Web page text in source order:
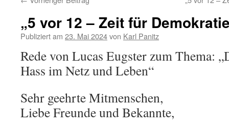
„5 vor 12 – Zeit für
Publiziert am 23. Mai 2024von Karl Panitz
Rede von Lucas Eugster zum Thema:
Hass im Netz und Leben“
Sehr geehrte Mitmenschen,
Liebe Freunde und Bekannte,